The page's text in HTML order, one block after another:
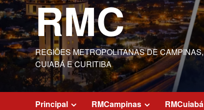
RMC
REGIÕES METROPOLITANAS DE CAMPINAS,
CUIABÁ E CURITIBA
Principal RMCampinas RMCuiabá